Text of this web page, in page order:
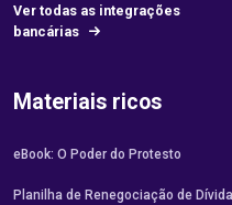
Ver todas as integrações
bancárias
Materiais ricos
eBook: O Poder do Protesto
Planilha de Renegociação de